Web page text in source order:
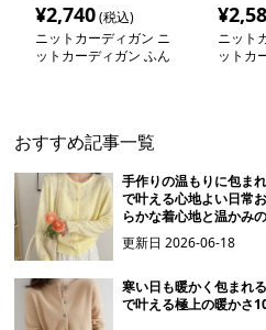
¥2,740(税込)
ニットカーディガン ニ
ットカーディガン ふん
¥
ニット
ットカ
おすすめ記事一覧
手作りの温もりに包ま
で叶える心地よい日常
らかな着心地と温かみ
更新日2026-06-18
寒い日も暖かく包まれ
で叶える極上の暖かさ